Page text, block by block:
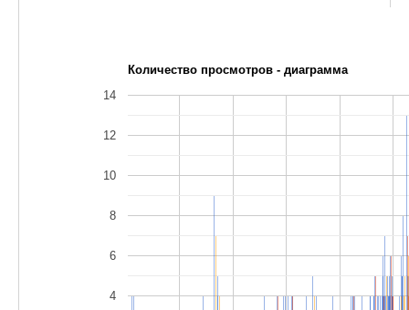
Количество просмотров - диаграмма
4
6
8
10
12
14